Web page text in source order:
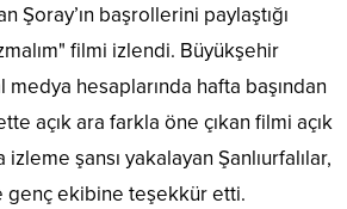
Şoray’ın başrollerini paylaştığı
filmi izlendi. Büyükşehir
hesaplarında hafta başından
açık ara farkla öne çıkan filmi açık
şansı yakalayan Şanlıurfalılar,
genç ekibine teşekkür etti.